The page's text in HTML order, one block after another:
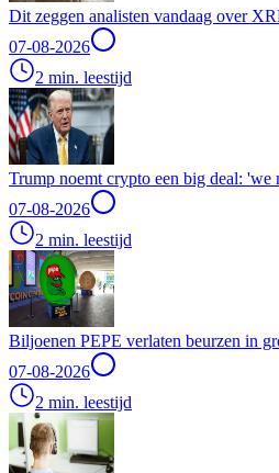
Dit zeggen analisten vandaag over
07-08-2026
2 min. leestijd
Trump noemt crypto een big deal:
07-08-2026
2 min. leestijd
Biljoenen PEPE verlaten beurzen in
07-08-2026
2 min. leestijd